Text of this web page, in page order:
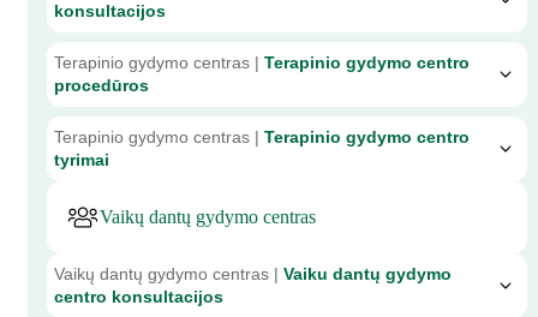
konsultacijos
Terapinio gydymo centras | Terapinio gydymo centro
procedūros
Terapinio gydymo centras | Terapinio gydymo centro
tyrimai
Vaikų dantų gydymo centras
Vaikų dantų gydymo centras | Vaiku dantų gydymo
centro konsultacijos